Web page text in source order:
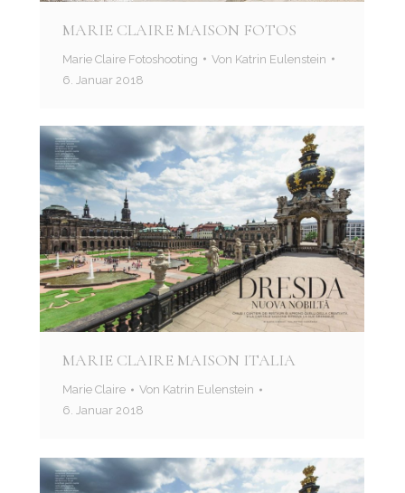
MARIE CLAIRE MAISON FOTOS
Marie Claire Fotoshooting Von Katrin Eulenstein
6. Januar 2018
MARIE CLAIRE MAISON ITALIA
Marie Claire Von Katrin Eulenstein
6. Januar 2018